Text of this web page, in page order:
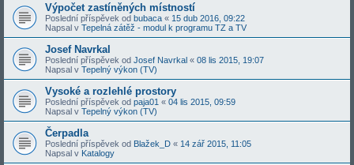
Výpočet zastíněných místností
Poslední příspěvek od bubaca « 15 dub 2016, 09:22
Napsal v Tepelná zátěž - modul k programu TZ a TV
Josef Navrkal
Poslední příspěvek od Josef Navrkal « 08 lis 2015, 19:07
Napsal v Tepelný výkon (TV)
Vysoké a rozlehlé prostory
Poslední příspěvek od paja01 « 04 lis 2015, 09:59
Napsal v Tepelný výkon (TV)
Čerpadla
Poslední příspěvek od Blažek_D « 14 zář 2015, 11:05
Napsal v Katalogy